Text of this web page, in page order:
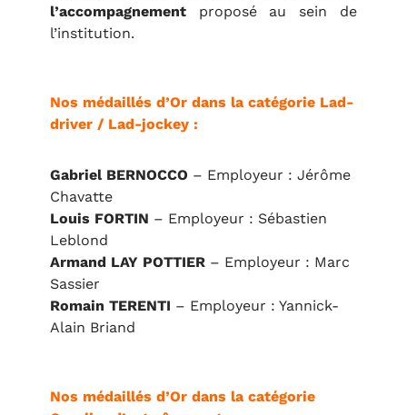
l’accompagnementproposé au sein de
l’institution.
Nos médaillés d’Or dans la catégorie Lad-
driver / Lad-jockey :
Gabriel BERNOCCO – Employeur : Jérôme
Chavatte
Louis FORTIN – Employeur : Sébastien
Leblond
Armand LAY POTTIER– Employeur : Marc
Sassier
Romain TERENTI – Employeur : Yannick-
Alain Briand
Nos médaillés d’Or dans la catégorie